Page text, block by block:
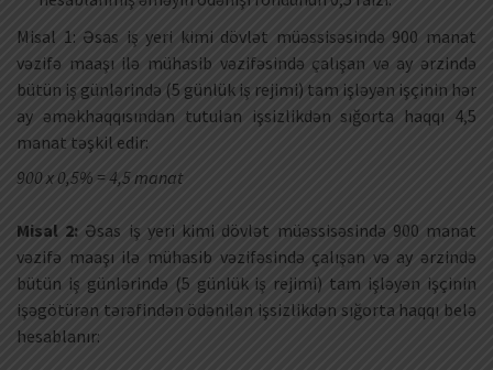
Misal 1: Əsas iş yeri kimi dövlət müəssisəsində 900 manat
vəzifə maaşı ilə mühasib vəzifəsində çalışan və ay ərzində
bütün iş günlərində (5 günlük iş rejimi) tam işləyən işçinin hər
ay əməkhaqqısından tutulan işsizlikdən sığorta haqqı 4,5
manat təşkil edir:
900 x 0,5% = 4,5 manat
Misal 2: Əsas iş yeri kimi dövlət müəssisəsində 900 manat
vəzifə maaşı ilə mühasib vəzifəsində çalışan və ay ərzində
bütün iş günlərində (5 günlük iş rejimi) tam işləyən işçinin
işəgötürən tərəfindən ödənilən işsizlikdən sığorta haqqı belə
hesablanır: